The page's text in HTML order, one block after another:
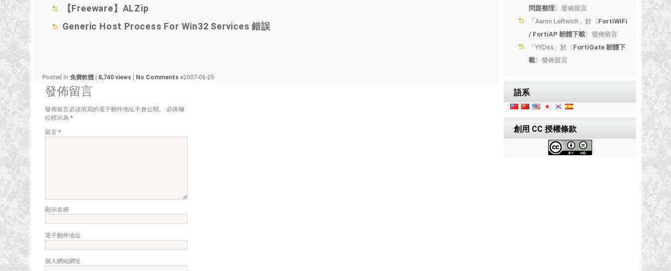
【Freeware】ALZip
Generic Host Process For Win32 Services 錯誤
Posted in 免費軟體 8,740 views No Comments »2007-06-25
發佈留言
發佈留言必須填寫的電子郵件地址不會公開。
必填欄
位標示為 *
留言 *
顯示名稱
電子郵件地址
個人網站網址
問題整理〉發佈留言
「 Aaron Leftwich 」於〈 FortiWiFi
/ FortiAP 韌體下載〉發佈留言
「 YYDss 」於〈 FortiGate 韌體下
載〉發佈留言
語系
創用 CC 授權條款